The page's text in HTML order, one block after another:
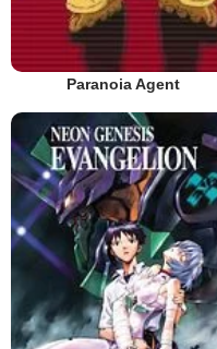
Paranoia Agent